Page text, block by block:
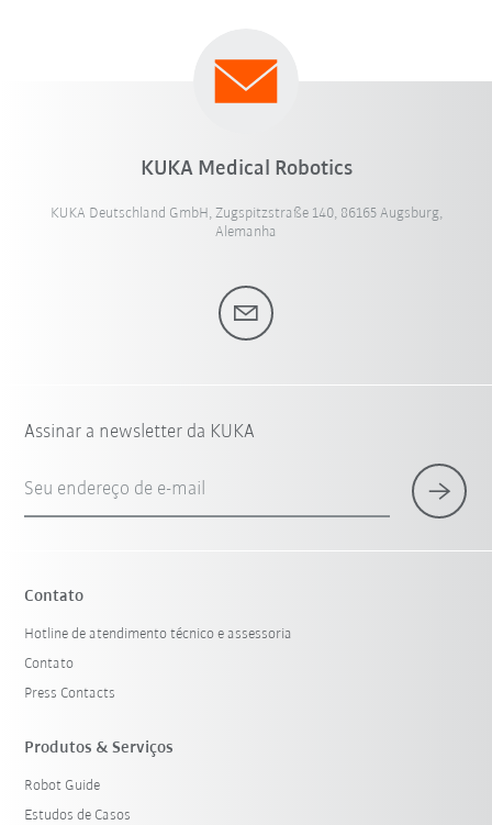
KUKA Medical Robotics
KUKA Deutschland GmbH, Zugspitzstraße 140, 86165 Augsburg,
Alemanha
Assinar a newsletter da KUKA
Seu endereço de e-mail
Contato
Hotline de atendimento técnico e assessoria
Contato
Press Contacts
Produtos & Serviços
Robot Guide
Estudos de Casos